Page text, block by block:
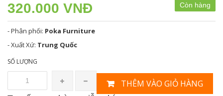
Còn hàng
320.000 VNĐ
- Phân phối: Poka Furniture
- Xuất Xứ: Trung Quốc
SỐ LƯỢNG
THÊM VÀO GIỎ HÀNG